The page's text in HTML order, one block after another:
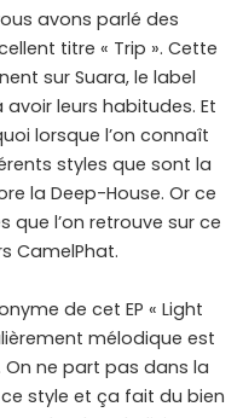
avons parlé des
titre « Trip ». Cette
sur Suara, le label
leurs habitudes. Et
lorsque l’on connaît
styles que sont la
la Deep-House. Or ce
l’on retrouve sur ce
CamelPhat.
de cet EP « Light
mélodique est
ne part pas dans la
style et ça fait du bien